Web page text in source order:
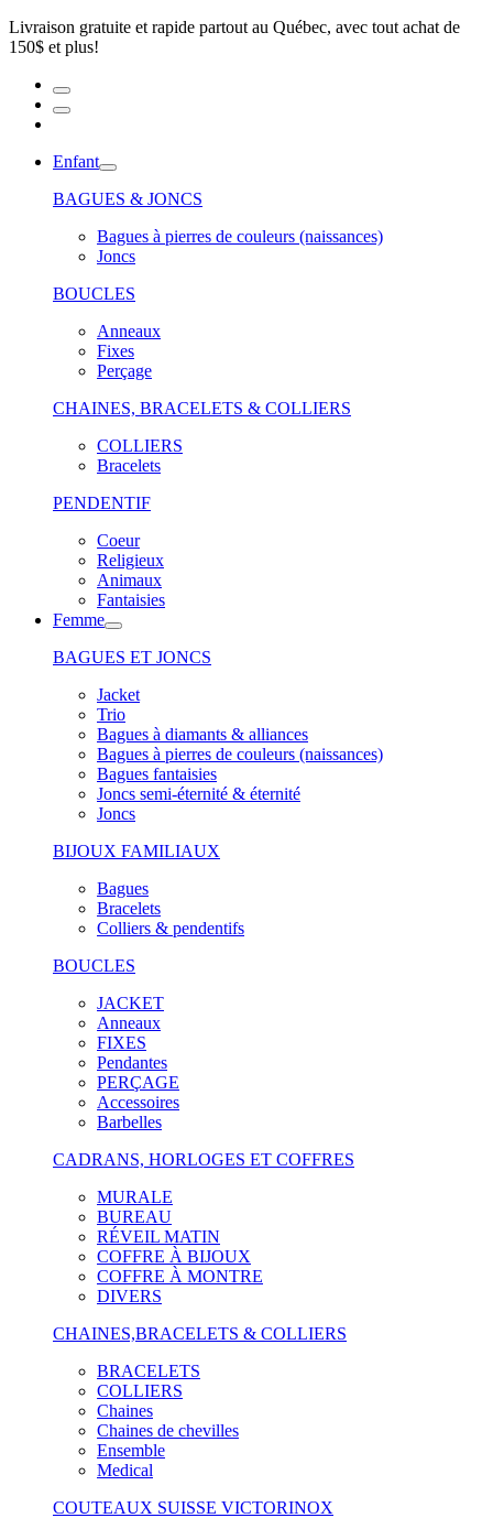
Livraison gratuite et rapide partout au Québec, avec tout achat de
150$ et plus!
Enfant
BAGUES & JONCS
Bagues à pierres de couleurs (naissances)
Joncs
BOUCLES
Anneaux
Fixes
Perçage
CHAINES, BRACELETS & COLLIERS
COLLIERS
Bracelets
PENDENTIF
Coeur
Religieux
Animaux
Fantaisies
Femme
BAGUES ET JONCS
Jacket
Trio
Bagues à diamants & alliances
Bagues à pierres de couleurs (naissances)
Bagues fantaisies
Joncs semi-éternité & éternité
Joncs
BIJOUX FAMILIAUX
Bagues
Bracelets
Colliers & pendentifs
BOUCLES
JACKET
Anneaux
FIXES
Pendantes
PERÇAGE
Accessoires
Barbelles
CADRANS, HORLOGES ET COFFRES
MURALE
BUREAU
RÉVEIL MATIN
COFFRE À BIJOUX
COFFRE À MONTRE
DIVERS
CHAINES,BRACELETS & COLLIERS
BRACELETS
COLLIERS
Chaines
Chaines de chevilles
Ensemble
Medical
COUTEAUX SUISSE VICTORINOX